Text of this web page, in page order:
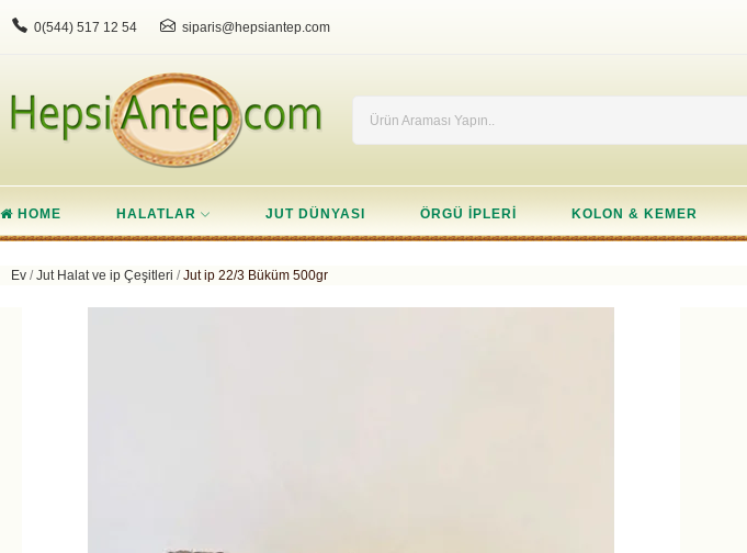
0(544) 517 12 54 siparis@hepsiantep.com
HOME HALATLAR JUT DÜNYASI ÖRGÜ IPLERI KOLON & KEMER
Ev Jut Halat ve ip Çeşitleri Jut ip 22/3 Büküm 500gr